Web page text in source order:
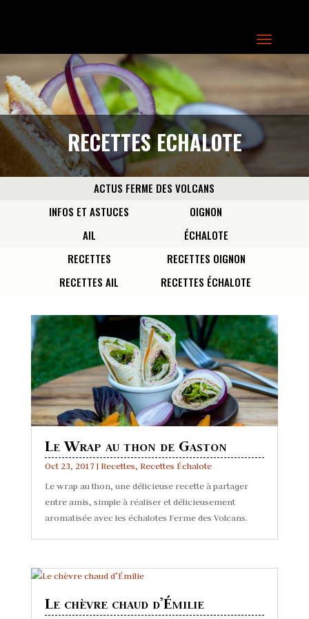
RECETTES ECHALOTE
ACTUS FERME DES VOLCANS
INFOS ET ASTUCES
OIGNON
AIL
ÉCHALOTE
RECETTES
RECETTES OIGNON
RECETTES AIL
RECETTES ÉCHALOTE
Le Wrap au thon de Gaston
Oct 23, 2017 | Recettes, Recettes Échalote
Le wrap au thon, une délicieuse recette à partager
entre amis, simple à réaliser et délicieusement
aromatisée avec les échalotes Ferme des Volcans.
Le chèvre chaud d’Émilie